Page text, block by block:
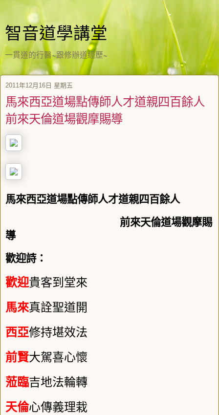
智音道學講堂
一貫道的行醫~跟修辦道經歷~
2011年12月16日 星期五
馬來西亞道場點傳師人才道親四百餘人
前來天倫道場觀摩賜導
馬來西亞道場點傳師人才道親四百餘人
前來天倫道場觀摩賜
導
歡迎詩：
歡迎貴客到堂來
馬來真詮聖道開
西亞修持堪效法
前賢大駕喜心懷
蒞臨吉地法輪轉
天倫心傳義理栽